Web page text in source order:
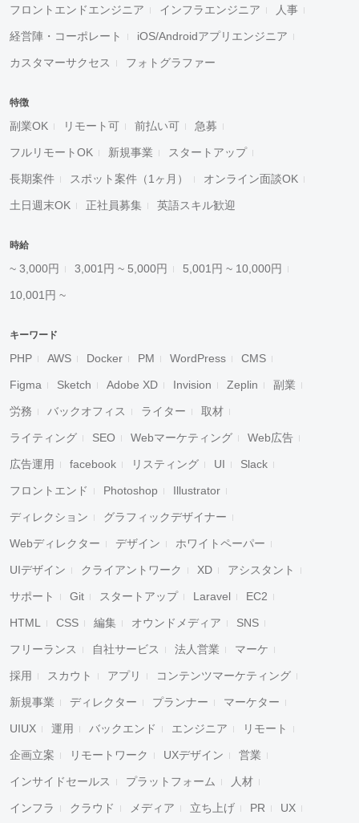
フロントエンドエンジニア インフラエンジニア 人事
経営陣・コーポレート iOS/Androidアプリエンジニア
カスタマーサクセス フォトグラファー
特徴
副業OK リモート可 前払い可 急募
フルリモートOK 新規事業 スタートアップ
長期案件 スポット案件（1ヶ月） オンライン面談OK
土日週末OK 正社員募集 英語スキル歓迎
時給
~ 3,000円 3,001円 ~ 5,000円 5,001円 ~ 10,000円
10,001円 ~
キーワード
PHP AWS Docker PM WordPress CMS
Figma Sketch Adobe XD Invision Zeplin 副業
労務 バックオフィス ライター 取材
ライティング SEO Webマーケティング Web広告
広告運用 facebook リスティング UI Slack
フロントエンド Photoshop Illustrator
ディレクション グラフィックデザイナー
Webディレクター デザイン ホワイトペーパー
UIデザイン クライアントワーク XD アシスタント
サポート Git スタートアップ Laravel EC2
HTML CSS 編集 オウンドメディア SNS
フリーランス 自社サービス 法人営業 マーケ
採用 スカウト アプリ コンテンツマーケティング
新規事業 ディレクター プランナー マーケター
UIUX 運用 バックエンド エンジニア リモート
企画立案 リモートワーク UXデザイン 営業
インサイドセールス プラットフォーム 人材
インフラ クラウド メディア 立ち上げ PR UX